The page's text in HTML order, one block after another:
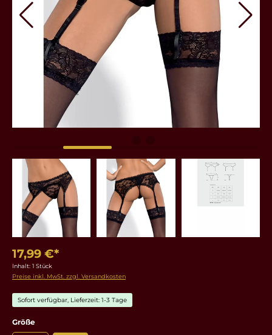
17,99 €*
Inhalt: 1 Stück
Preise inkl. MwSt. zzgl. Versandkosten
Sofort verfügbar, Lieferzeit: 1-3 Tage
Größeauswählen